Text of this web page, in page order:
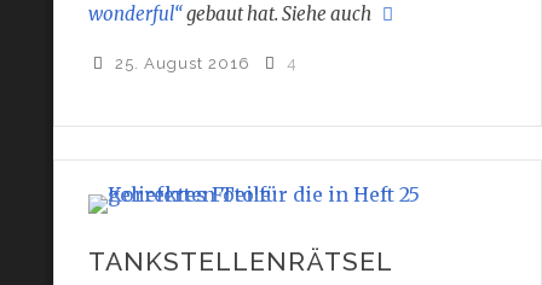
wonderful“gebaut hat. Siehe auch
25. August 2016 4
TANKSTELLENRÄTSEL